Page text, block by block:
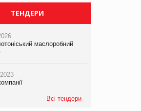
компанії «УкраМарин»
ТЕНДЕРИ
маслоробний
Всі тендери